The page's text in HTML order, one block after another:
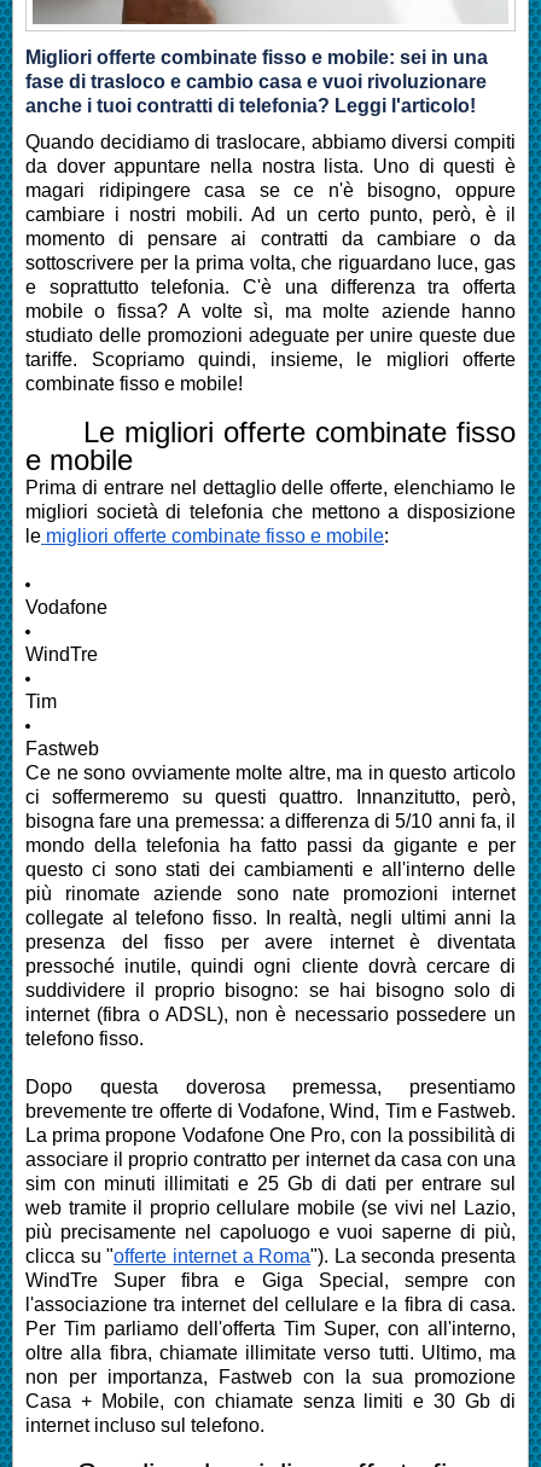
Migliori offerte combinate fisso e mobile: sei in una
fase di trasloco e cambio casa e vuoi rivoluzionare
anche i tuoi contratti di telefonia? Leggi l'articolo!
Quando decidiamo di traslocare, abbiamo diversi compiti
da dover appuntare nella nostra lista. Uno di questi è
magari ridipingere casa se ce n'è bisogno, oppure
cambiare i nostri mobili. Ad un certo punto, però, è il
momento di pensare ai contratti da cambiare o da
sottoscrivere per la prima volta, che riguardano luce, gas
e soprattutto telefonia. C'è una differenza tra offerta
mobile o fissa? A volte sì, ma molte aziende hanno
studiato delle promozioni adeguate per unire queste due
tariffe. Scopriamo quindi, insieme, le migliori offerte
combinate fisso e mobile!
Le migliori offerte combinate fisso
e mobile
Prima di entrare nel dettaglio delle offerte, elenchiamo le
migliori società di telefonia che mettono a disposizione
le migliori offerte combinate fisso e mobile:
Vodafone
WindTre
Tim
Fastweb
Ce ne sono ovviamente molte altre, ma in questo articolo
ci soffermeremo su questi quattro. Innanzitutto, però,
bisogna fare una premessa: a differenza di 5/10 anni fa, il
mondo della telefonia ha fatto passi da gigante e per
questo ci sono stati dei cambiamenti e all'interno delle
più rinomate aziende sono nate promozioni internet
collegate al telefono fisso. In realtà, negli ultimi anni la
presenza del fisso per avere internet è diventata
pressoché inutile, quindi ogni cliente dovrà cercare di
suddividere il proprio bisogno: se hai bisogno solo di
internet (fibra o ADSL), non è necessario possedere un
telefono fisso.
Dopo questa doverosa premessa, presentiamo
brevemente tre offerte di Vodafone, Wind, Tim e Fastweb.
La prima propone Vodafone One Pro, con la possibilità di
associare il proprio contratto per internet da casa con una
sim con minuti illimitati e 25 Gb di dati per entrare sul
web tramite il proprio cellulare mobile (se vivi nel Lazio,
più precisamente nel capoluogo e vuoi saperne di più,
clicca su "offerte internet a Roma"). La seconda presenta
WindTre Super fibra e Giga Special , sempre con
l'associazione tra internet del cellulare e la fibra di casa.
Per Tim parliamo dell'offerta Tim Super, con all'interno,
oltre alla fibra, chiamate illimitate verso tutti. Ultimo, ma
non per importanza,
Fastweb con la sua promozione
Casa + Mobile, con chiamate senza limiti e 30 Gb di
internet incluso sul telefono.